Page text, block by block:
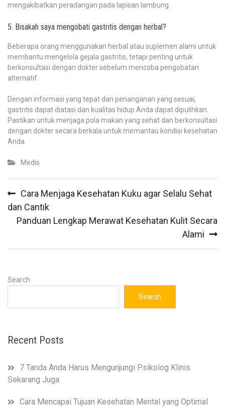
mengakibatkan peradangan pada lapisan lambung.
5. Bisakah saya mengobati gastritis dengan herbal?
Beberapa orang menggunakan herbal atau suplemen alami untuk
membantu mengelola gejala gastritis, tetapi penting untuk
berkonsultasi dengan dokter sebelum mencoba pengobatan
alternatif.
Dengan informasi yang tepat dan penanganan yang sesuai,
gastritis dapat diatasi dan kualitas hidup Anda dapat dipulihkan.
Pastikan untuk menjaga pola makan yang sehat dan berkonsultasi
dengan dokter secara berkala untuk memantau kondisi kesehatan
Anda.
Medis
navigation
Cara Menjaga Kesehatan Kuku agar Selalu Sehat
dan Cantik
Panduan Lengkap Merawat Kesehatan Kulit Secara
Alami
Search
Search
Recent Posts
7 Tanda Anda Harus Mengunjungi Psikolog Klinis
Sekarang Juga
Cara Mencapai Tujuan Kesehatan Mental yang Optimal